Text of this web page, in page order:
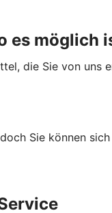
es möglich
die Sie von
Sie können